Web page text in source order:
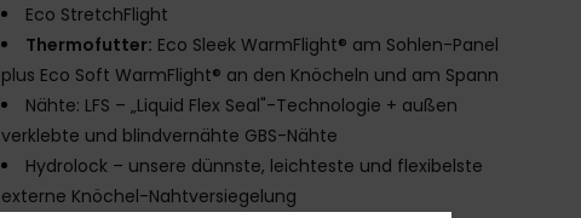
Eco StretchFlight
Thermofutter: Eco Sleek WarmFlight® am Sohlen-Panel
plus Eco Soft WarmFlight® an den Knöcheln und am Spann
Nähte: LFS – „Liquid Flex Seal"-Technologie + außen
verklebte und blindvernähte GBS-Nähte
Hydrolock – unsere dünnste, leichteste und flexibelste
externe Knöchel-Nahtversiegelung